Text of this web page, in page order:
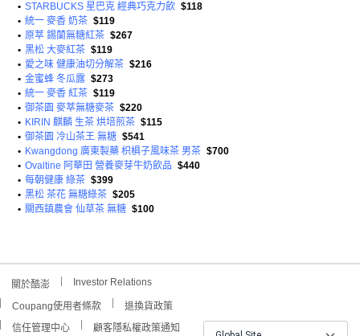
• STARBUCKS 星巴克 經典巧克力飲 $118
• 統一 麥香 奶茶 $119
• 原萃 錫蘭無糖紅茶 $267
• 黑松 大麥紅茶 $119
• 愛之味 健康油切分解茶 $216
• 金蜜蜂 冬瓜露 $273
• 統一 麥香 紅茶 $119
• 御茶園 麥萃無糖麥茶 $220
• KIRIN 麒麟 生茶 烘培煎茶 $115
• 御茶園 冷山茶王 無糖 $541
• Kwangdong 廣東製藥 枳椇子風味茶 男茶 $700
• Ovaltine 阿華田 營養麥芽牛奶飲品 $440
• 每朝健康 綠茶 $399
• 黑松 茶花 無糖綠茶 $205
• 關西鎮農會 仙草茶 無糖 $100
關於酷澎 Investor Relations
Coupang使用者條款
退換貨政策
信任管理中心
顧客隱私權政策通知